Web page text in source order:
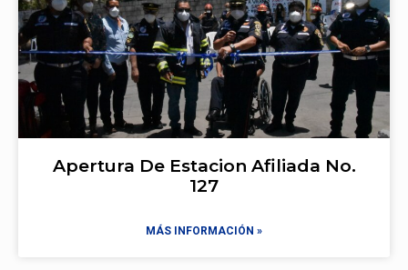
Apertura De Estacion Afiliada No.
127
MÁS INFORMACIÓN »